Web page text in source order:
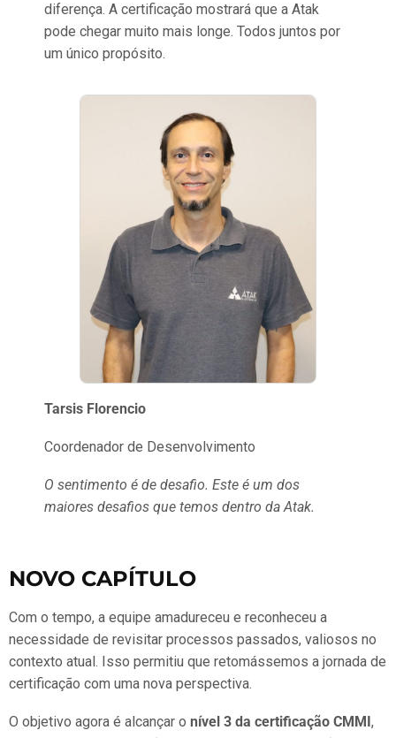
diferença. A certificação mostrará que a Atak
pode chegar muito mais longe. Todos juntos por
um único propósito.
Tarsis Florencio
Coordenador de Desenvolvimento
O sentimento é de desafio. Este é um dos
maiores desafios que temos dentro da Atak.
NOVO CAPÍTULO
Com o tempo, a equipe amadureceu e reconheceu a
necessidade de revisitar processos passados, valiosos no
contexto atual. Isso permitiu que retomássemos a jornada de
certificação com uma nova perspectiva.
O objetivo agora é alcançar o nível 3 da certificação CMMI ,